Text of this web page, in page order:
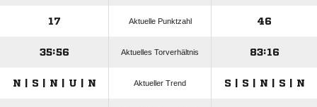
17 Aktuelle Punktzahl 46
35:56 Aktuelles Torverhältnis 83:16
N | S | N | U | N Aktueller Trend S | S | N | S | N